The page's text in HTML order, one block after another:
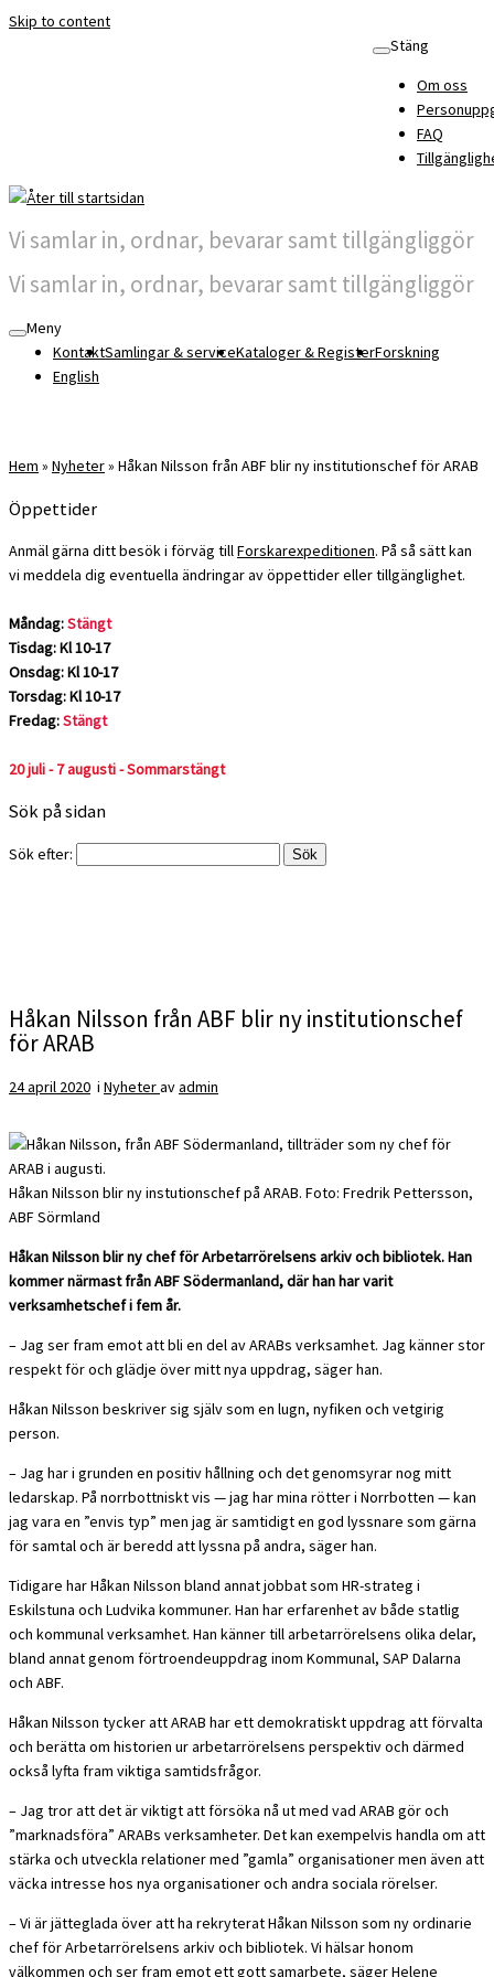
Skip to content
Stäng
Om oss
FAQ
Vi samlar in, ordnar, bevarar samt tillgängliggör
Vi samlar in, ordnar, bevarar samt tillgängliggör
Meny
KontaktSamlingar & serviceKataloger & RegisterForskning
English
Hem » Nyheter» Håkan Nilsson från ABF blir ny institutionschef för ARAB
Öppettider
Anmäl gärna ditt besök i förväg tillForskarexpeditionen. På så sätt kan
vi meddela dig eventuella ändringar av öppettider eller tillgänglighet.
Måndag:Stängt
Tisdag: Kl 10-17
Onsdag: Kl 10-17
Torsdag: Kl 10-17
Fredag:Stängt
20 juli - 7 augusti - Sommarstängt
Sök på sidan
Sök efter:
Håkan Nilsson från ABF blir ny institutionschef
för ARAB
24 april 2020 i Nyheteravadmin
Håkan Nilsson blir ny instutionschef på ARAB. Foto: Fredrik Pettersson,
ABF Sörmland
Håkan Nilsson blir ny chef för Arbetarrörelsens arkiv och bibliotek. Han
kommer närmast från ABF Södermanland, där han har varit
verksamhetschef i fem år.
– Jag ser fram emot att bli en del av ARABs verksamhet. Jag känner stor
respekt för och glädje över mitt nya uppdrag, säger han.
Håkan Nilsson beskriver sig själv som en lugn, nyfiken och vetgirig
person.
– Jag har i grunden en positiv hållning och det genomsyrar nog mitt
ledarskap. På norrbottniskt vis — jag har mina rötter i Norrbotten — kan
jag vara en ”envis typ” men jag är samtidigt en god lyssnare som gärna
för samtal och är beredd att lyssna på andra, säger han.
Tidigare har Håkan Nilsson bland annat jobbat som HR-strateg i
Eskilstuna och Ludvika kommuner. Han har erfarenhet av både statlig
och kommunal verksamhet. Han känner till arbetarrörelsens olika delar,
bland annat genom förtroendeuppdrag inom Kommunal, SAP Dalarna
och ABF.
Håkan Nilsson tycker att ARAB har ett demokratiskt uppdrag att förvalta
och berätta om historien ur arbetarrörelsens perspektiv och därmed
också lyfta fram viktiga samtidsfrågor.
– Jag tror att det är viktigt att försöka nå ut med vad ARAB gör och
”marknadsföra” ARABs verksamheter. Det kan exempelvis handla om att
stärka och utveckla relationer med ”gamla” organisationer men även att
väcka intresse hos nya organisationer och andra sociala rörelser.
– Vi är jätteglada över att ha rekryterat Håkan Nilsson som ny ordinarie
chef för Arbetarrörelsens arkiv och bibliotek. Vi hälsar honom
välkommen och ser fram emot ett gott samarbete, säger Helene